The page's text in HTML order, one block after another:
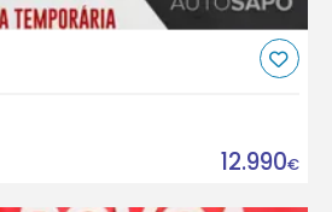
12.990€